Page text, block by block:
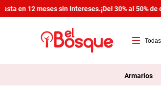
en 12 meses sin intereses.¡Del 30% al 50%
Armarios